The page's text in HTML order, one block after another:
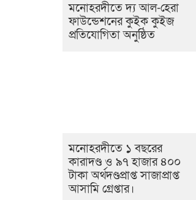
মনোহরদীতে দ্য আল-হেরা
ফাউন্ডেশনের কুইক কুইজ
প্রতিযোগিতা অনুষ্ঠিত
মনোহরদীতে ১ বছরের
কারাদণ্ড ও ৯৭ হাজার ৪০০
টাকা অর্থদণ্ডপ্রাপ্ত সাজাপ্রাপ্ত
আসামি গ্রেপ্তার।